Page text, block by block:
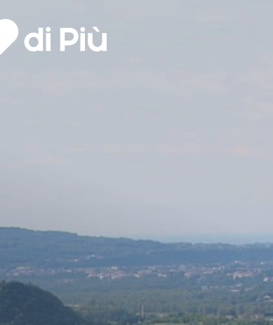
Il libro Donna di Cuori
Quanto costa Club di Più
Love Academy
Domande Frequenti
Impegno Sociale
Le nostre sedi